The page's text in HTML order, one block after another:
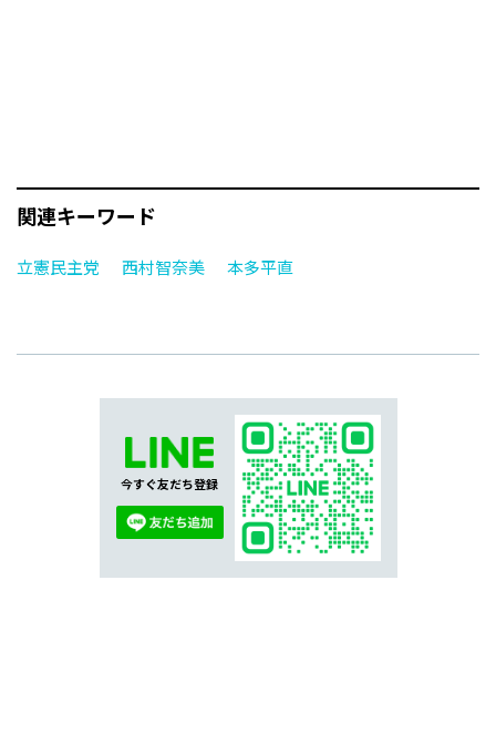
関連キーワード
立憲民主党 西村智奈美 本多平直
今すぐ友だち登録